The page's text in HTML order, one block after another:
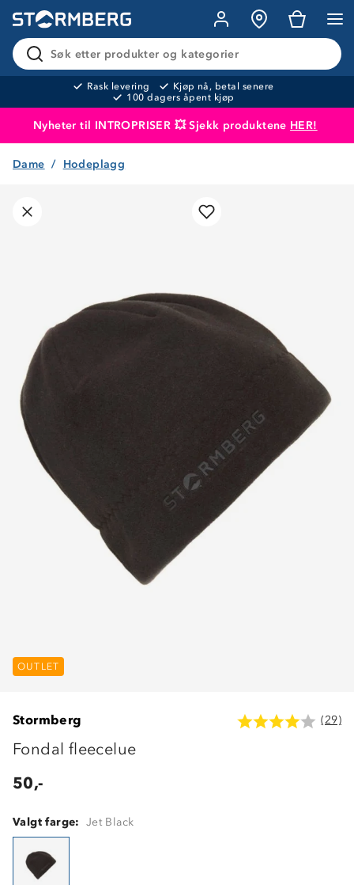
Søk etter produkter og kategorier
Rask levering
Kjøp nå, betal senere
100 dagers åpent kjøp
Nyheter til INTROPRISER 💥 Sjekk produktene HER!
Produktet er lagt i handlekurven
Dame Hodeplagg
OUTLET
Stormberg (29)
Fondal fleecelue
50,-
Valgt farge: Jet Black